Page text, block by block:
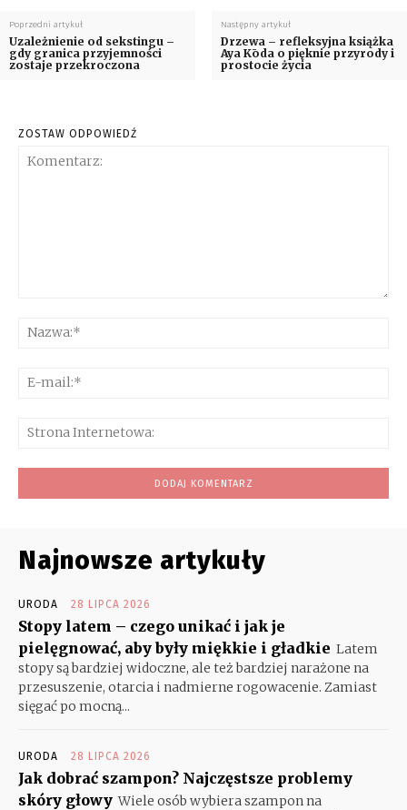
Poprzedni artykuł
Uzależnienie od sekstingu –
gdy granica przyjemności
zostaje przekroczona
Następny artykuł
Drzewa – refleksyjna książka
Aya Kōda o pięknie przyrody i
prostocie życia
ZOSTAW ODPOWIEDŹ
Najnowsze artykuły
URODA 28 LIPCA 2026
Stopy latem – czego unikać i jak je
pielęgnować, aby były miękkie i gładkie Latem
stopy są bardziej widoczne, ale też bardziej narażone na
przesuszenie, otarcia i nadmierne rogowacenie. Zamiast
sięgać po mocną...
URODA 28 LIPCA 2026
Jak dobrać szampon? Najczęstsze problemy
skóry głowy Wiele osób wybiera szampon na